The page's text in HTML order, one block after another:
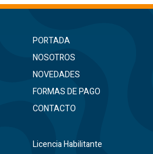
PORTADA
NOSOTROS
NOVEDADES
FORMAS DE PAGO
CONTACTO
Licencia Habilitante